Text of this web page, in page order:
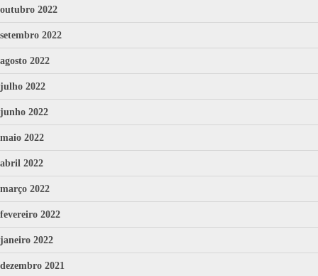
outubro 2022
setembro 2022
agosto 2022
julho 2022
junho 2022
maio 2022
abril 2022
março 2022
fevereiro 2022
janeiro 2022
dezembro 2021